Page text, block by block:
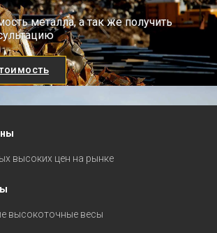
металла, а так же получить
высоких цен на рынке
высокоточные весы